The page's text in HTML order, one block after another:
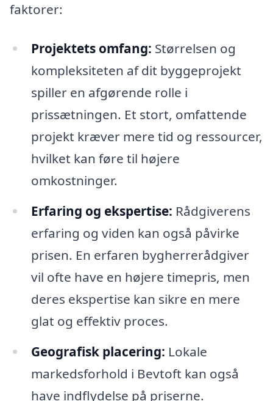
faktorer:
Projektets omfang: Størrelsen og
kompleksiteten af dit byggeprojekt
spiller en afgørende rolle i
prissætningen. Et stort, omfattende
projekt kræver mere tid og ressourcer,
hvilket kan føre til højere
omkostninger.
Erfaring og ekspertise: Rådgiverens
erfaring og viden kan også påvirke
prisen. En erfaren bygherrerådgiver
vil ofte have en højere timepris, men
deres ekspertise kan sikre en mere
glat og effektiv proces.
Geografisk placering: Lokale
markedsforhold i Bevtoft kan også
have indflydelse på priserne.